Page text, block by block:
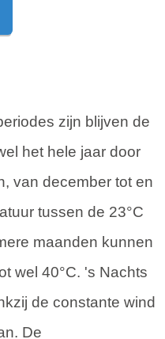
zijn blijven de
het hele jaar door
van december tot en
tussen de 23°C
maanden kunnen
wel 40°C. 's Nachts
de constante wind
De